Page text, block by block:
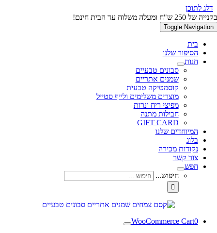
דלג לתוכן
בקנייה של 250 ש"ח ומעלה משלוח עד הבית חינם!
Toggle Navigation
בית
הסיפור שלנו
חנות
סבונים טבעיים
שמנים אתריים
קוסמטיקה טבעית
מוצרים משלימים ולייף סטייל
מפיצי ריח ונרות
חבילות מתנה
GIFT CARD
המיוחדים שלנו
בלוג
נקודות מכירה
צור קשר
חפש
חיפוש...
WooCommerce Cart0